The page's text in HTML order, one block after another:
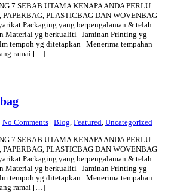
7 SEBAB UTAMA KENAPA ANDA PERLU
PLASTICBAG DAN WOVENBAG
Packaging yang berpengalaman & telah
Material yg berkualiti Jaminan Printing yg
tempoh yg ditetapkan Menerima tempahan
ramai […]
No Comments | Blog, Featured, Uncategorized
7 SEBAB UTAMA KENAPA ANDA PERLU
PLASTICBAG DAN WOVENBAG
Packaging yang berpengalaman & telah
Material yg berkualiti Jaminan Printing yg
tempoh yg ditetapkan Menerima tempahan
ramai […]